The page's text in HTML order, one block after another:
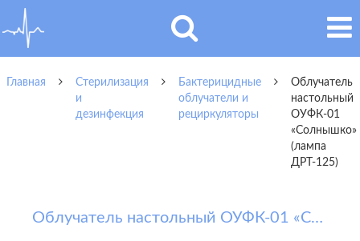
Главная
Стерилизация
и
дезинфекция
Бактерицидные
облучатели и
рециркуляторы
Облучатель
настольный
ОУФК-01
«Солнышко»
(лампа
ДРТ-125)
Облучатель настольный ОУФК-01 «Солнышко» (лампа ДРТ-125)